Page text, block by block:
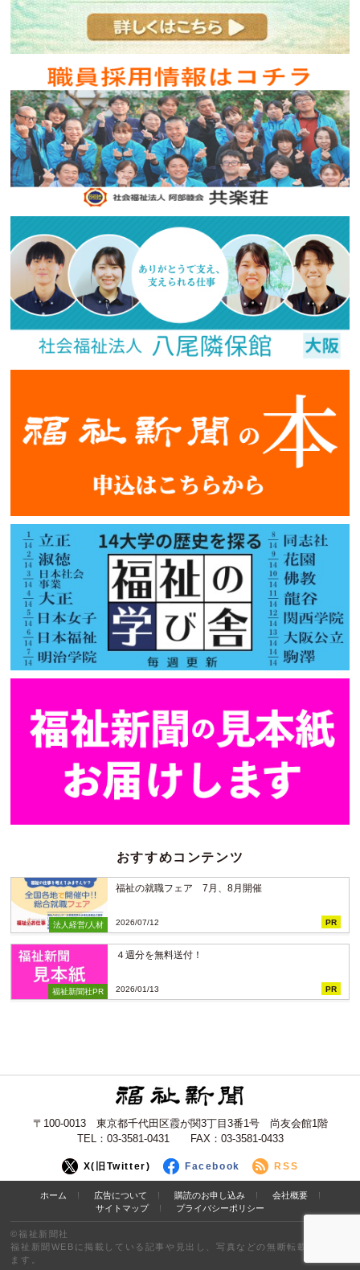
おすすめコンテンツ
法人経営/人材
福祉の就職フェア 7月、8月開催
2026/07/12 PR
福祉新聞社PR
４週分を無料送付！
2026/01/13 PR
〒100-0013 東京都千代田区霞が関3丁目3番1号 尚友会館1階
TEL：03-3581-0431 FAX：03-3581-0433
X(旧Twitter) Facebook RSS
ホーム 広告について 購読のお申し込み
会社概要
サイトマップ
プライバシーポリシー
©福祉新聞社
福祉新聞WEBに掲載している記事や見出し、写真などの無断転載を禁止し
ます。